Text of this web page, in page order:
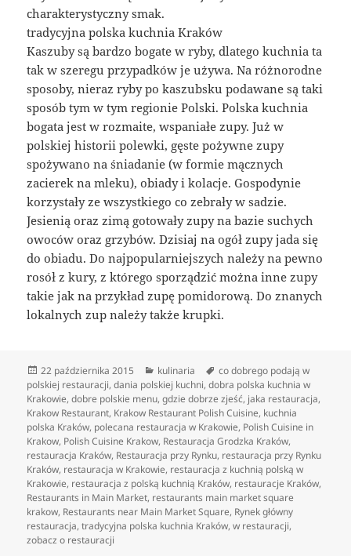
charakterystyczny smak.
tradycyjna polska kuchnia Kraków
Kaszuby są bardzo bogate w ryby, dlatego kuchnia ta
tak w szeregu przypadków je używa. Na różnorodne
sposoby, nieraz ryby po kaszubsku podawane są taki
sposób tym w tym regionie Polski. Polska kuchnia
bogata jest w rozmaite, wspaniałe zupy. Już w
polskiej historii polewki, gęste pożywne zupy
spożywano na śniadanie (w formie mącznych
zacierek na mleku), obiady i kolacje. Gospodynie
korzystały ze wszystkiego co zebrały w sadzie.
Jesienią oraz zimą gotowały zupy na bazie suchych
owoców oraz grzybów. Dzisiaj na ogół zupy jada się
do obiadu. Do najpopularniejszych należy na pewno
rosół z kury, z którego sporządzić można inne zupy
takie jak na przykład zupę pomidorową. Do znanych
lokalnych zup należy także krupki.
Data
publikacji
22 października 2015 Kategorie
kulinaria Tagi
co dobrego podają w
polskiej restauracji,dania polskiej kuchni,dobra polska kuchnia w
Krakowie,dobre polskie menu,gdzie dobrze zjeść, jaka restauracja,
Krakow Restaurant, Krakow Restaurant Polish Cuisine, kuchnia
polska Kraków, polecana restauracja w Krakowie, Polish Cuisine in
Krakow, Polish Cuisine Krakow, Restauracja Grodzka Kraków,
restauracja Kraków, Restauracja przy Rynku, restauracja przy Rynku
Kraków, restauracja w Krakowie, restauracja z kuchnią polską w
Krakowie, restauracja z polską kuchnią Kraków, restauracje Kraków,
Restaurants in Main Market, restaurants main market square
krakow, Restaurants near Main Market Square, Rynek główny
restauracja,tradycyjna polska kuchnia Kraków,w restauracji,
zobacz o restauracji